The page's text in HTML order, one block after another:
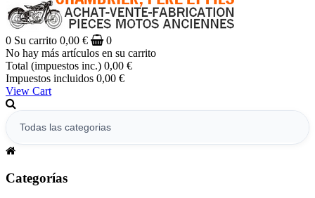
0 Su carrito 0,00 €
0
No hay más artículos en su carrito
Total (impuestos inc.) 0,00 €
Impuestos incluidos 0,00 €
View Cart
Categorías